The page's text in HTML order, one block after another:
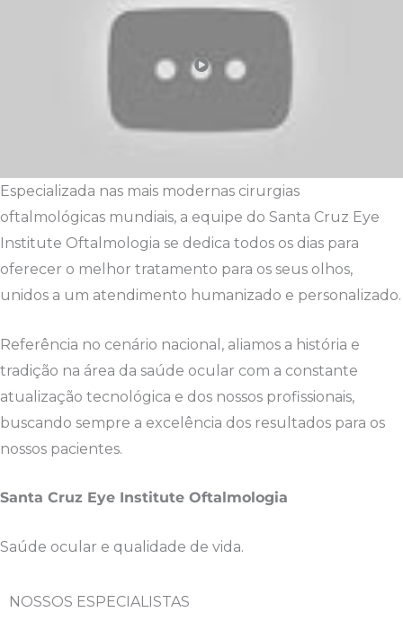
Especializada nas mais modernas cirurgias
oftalmológicas mundiais, a equipe do Santa Cruz Eye
Institute Oftalmologia se dedica todos os dias para
oferecer o melhor tratamento para os seus olhos,
unidos a um atendimento humanizado e personalizado.
Referência no cenário nacional, aliamos a história e
tradição na área da saúde ocular com a constante
atualização tecnológica e dos nossos profissionais,
buscando sempre a excelência dos resultados para os
nossos pacientes.
Santa Cruz Eye Institute Oftalmologia
Saúde ocular e qualidade de vida.
NOSSOS ESPECIALISTAS